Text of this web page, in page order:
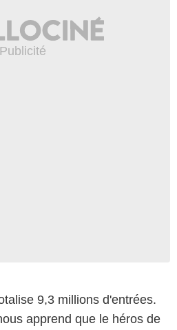
9,3 millions d'entrées.
apprend que le héros de